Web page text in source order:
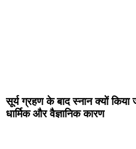
सूर्य ग्रहण के बाद स्नान क्यों
धार्मिक और वैज्ञानिक कारण